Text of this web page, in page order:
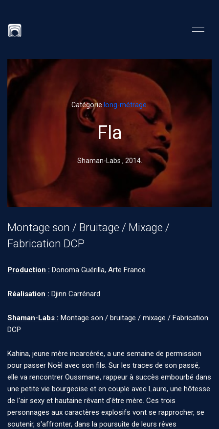
Catégorie long-métrage.
Fla
Shaman-Labs , 2014.
Montage son / Bruitage / Mixage /
Fabrication DCP
Production : Donoma Guérilla, Arte France
Réalisation : Djinn Carrénard
Shaman-Labs : Montage son / bruitage / mixage / Fabrication
DCP
Kahina, jeune mère incarcérée, a une semaine de permission
pour passer Noël avec son fils. Sur les traces de son passé,
elle va rencontrer Oussmane, rappeur à succès embourbé dans
une petite vie bourgeoise et en couple avec Laure, une hôtesse
de l'air sexy et hautaine rêvant d'être mère. Ces trois
personnages aux caractères explosifs vont se rapprocher, se
soutenir, s'affronter, dans la poursuite de leurs rêves